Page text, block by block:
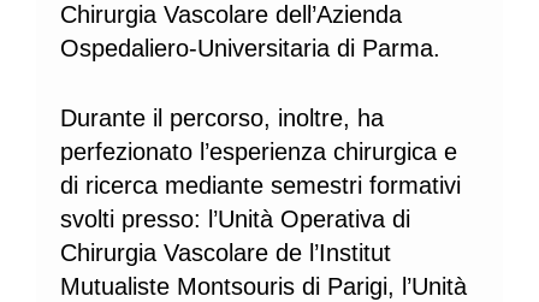
Chirurgia Vascolare dell’Azienda
Ospedaliero-Universitaria di Parma.
Durante il percorso, inoltre, ha
perfezionato l’esperienza chirurgica e
di ricerca mediante semestri formativi
svolti presso: l’Unità Operativa di
Chirurgia Vascolare de l’Institut
Mutualiste Montsouris di Parigi, l’Unità